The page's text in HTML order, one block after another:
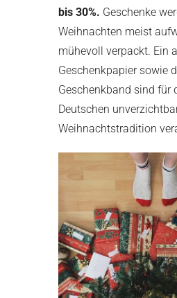
bis 30%. Geschenke
Weihnachten meist
mühevoll verpackt. Ein
Geschenkpapier sowie
Geschenkband sind für
Deutschen
Weihnachtstradition